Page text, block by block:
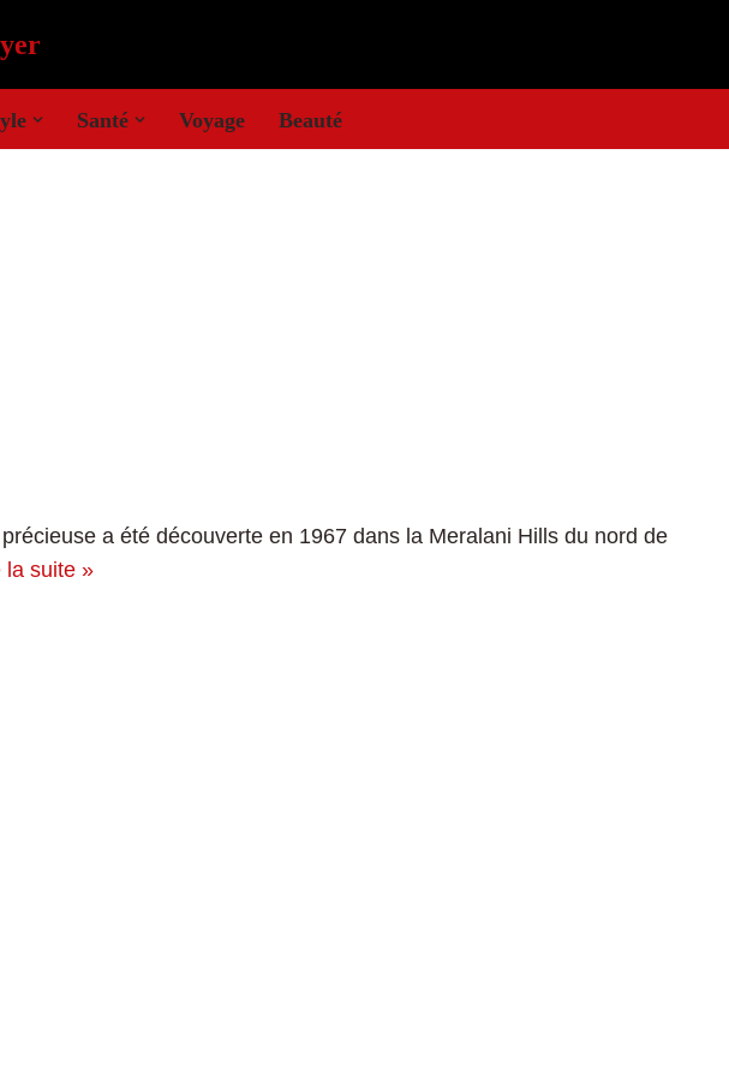
Santé Voyage Beauté
a été découverte en 1967 dans la Meralani Hills du nord de
la suite »